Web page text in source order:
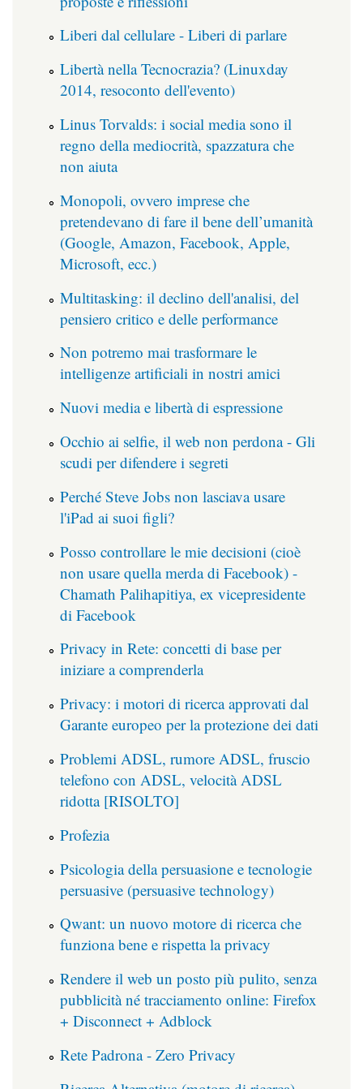
Liberi dal cellulare - Liberi di parlare
Libertà nella Tecnocrazia? (Linuxday
2014, resoconto dell'evento)
Linus Torvalds: i social media sono il
regno della mediocrità, spazzatura che
non aiuta
Monopoli, ovvero imprese che
pretendevano di fare il bene dell’umanità
(Google, Amazon, Facebook, Apple,
Microsoft, ecc.)
Multitasking: il declino dell'analisi, del
pensiero critico e delle performance
Non potremo mai trasformare le
intelligenze artificiali in nostri amici
Nuovi media e libertà di espressione
Occhio ai selfie, il web non perdona - Gli
scudi per difendere i segreti
Perché Steve Jobs non lasciava usare
l'iPad ai suoi figli?
Posso controllare le mie decisioni (cioè
non usare quella merda di Facebook) -
Chamath Palihapitiya, ex vicepresidente
di Facebook
Privacy in Rete: concetti di base per
iniziare a comprenderla
Privacy: i motori di ricerca approvati dal
Garante europeo per la protezione dei dati
Problemi ADSL, rumore ADSL, fruscio
telefono con ADSL, velocità ADSL
ridotta [RISOLTO]
Profezia
Psicologia della persuasione e tecnologie
persuasive (persuasive technology)
Qwant: un nuovo motore di ricerca che
funziona bene e rispetta la privacy
Rendere il web un posto più pulito, senza
pubblicità né tracciamento online: Firefox
+ Disconnect + Adblock
Rete Padrona - Zero Privacy